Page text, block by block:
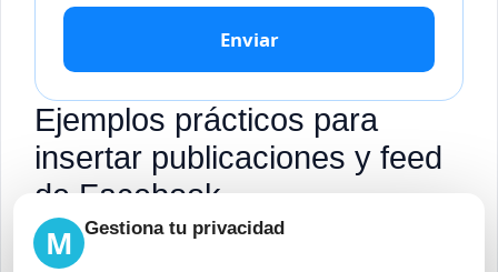
Enviar
Ejemplos prácticos para
insertar publicaciones y feed
de Facebook
A continuación, presentamos ejemplos detallados
M Gestiona tu privacidad